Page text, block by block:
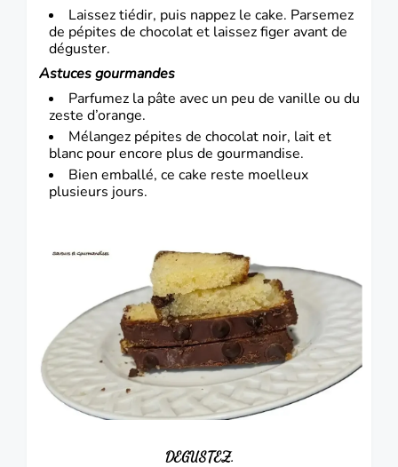
Laissez tiédir, puis nappez le cake. Parsemez
de pépites de chocolat et laissez figer avant de
déguster.
Astuces gourmandes
Parfumez la pâte avec un peu de vanille ou du
zeste d’orange.
Mélangez pépites de chocolat noir, lait et
blanc pour encore plus de gourmandise.
Bien emballé, ce cake reste moelleux
plusieurs jours.
DEGUSTEZ.